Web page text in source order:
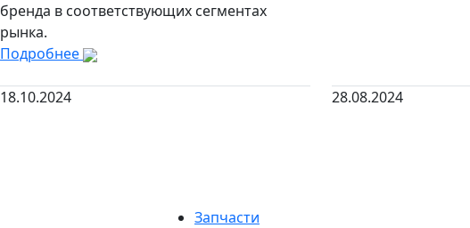
бренда в соответствующих сегментах
рынка.
Подробнее
18.10.2024 28.08.2024
Запчасти